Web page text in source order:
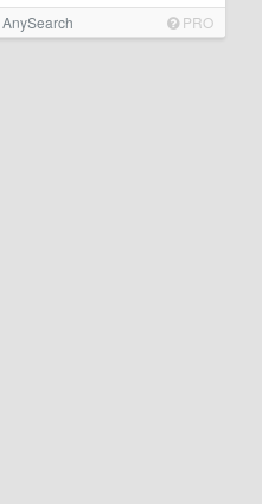
AnySearch PRO